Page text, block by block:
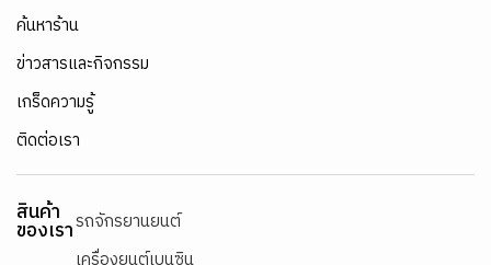
ค้นหาร้าน
ข่าวสารและกิจกรรม
เกร็ดความรู้
ติดต่อเรา
สินค้า
ของเรารถจักรยานยนต์
เครื่องยนต์เบนซิน